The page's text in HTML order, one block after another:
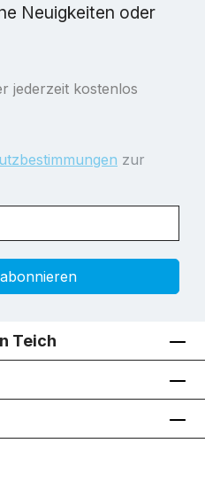
Neuigkeiten oder
jederzeit kostenlos
zur
Teich